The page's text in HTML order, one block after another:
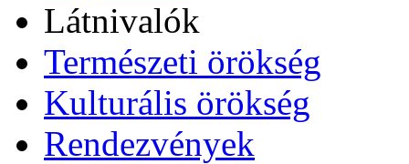
Látnivalók
Természeti örökség
Kulturális örökség
Rendezvények